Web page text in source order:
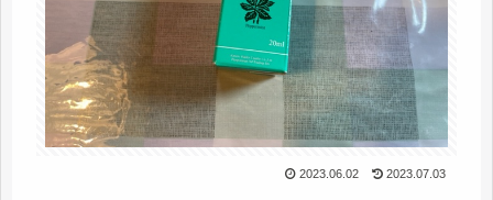
2023.06.02 2023.07.03